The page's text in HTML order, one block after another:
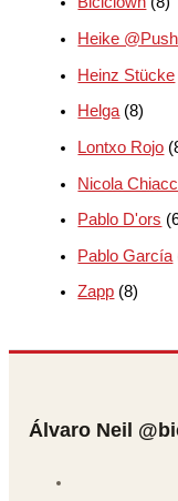
Heike
Heinz Stücke
Helga(8)
Lontxo Rojo
Nicola
Pablo D'ors
Pablo García
Zapp (8)
Álvaro Neil